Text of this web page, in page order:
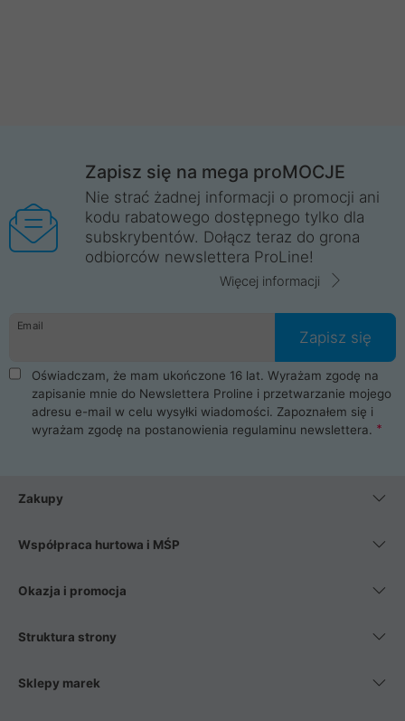
Zapisz się na mega proMOCJE
Nie strać żadnej informacji o promocji ani
kodu rabatowego dostępnego tylko dla
subskrybentów. Dołącz teraz do grona
odbiorców newslettera ProLine!
Więcej informacji
Email
Zapisz się
Oświadczam, że mam ukończone 16 lat. Wyrażam zgodę na
zapisanie mnie do Newslettera Proline i przetwarzanie mojego
adresu e-mail w celu wysyłki wiadomości. Zapoznałem się i
wyrażam zgodę na postanowienia regulaminu newslettera.
Zakupy
Współpraca hurtowa i MŚP
Okazja i promocja
Struktura strony
Sklepy marek